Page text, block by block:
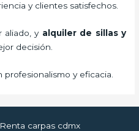
y clientes satisfechos.
aliado, y alquiler de sillas y
decisión.
profesionalismo y eficacia.
carpas cdmx